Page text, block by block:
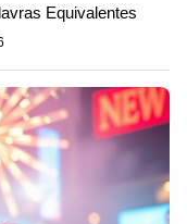
Equivalentes